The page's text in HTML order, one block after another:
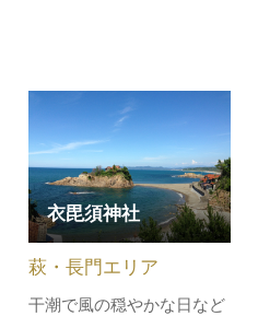
んどがこの東福寺近くに葬
衣毘須神社
干潮で風の穏やかな日など
萩・長門エリア